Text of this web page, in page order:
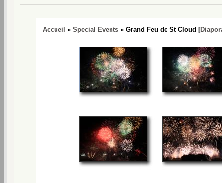
Accueil » Special Events » Grand Feu de St Cloud [